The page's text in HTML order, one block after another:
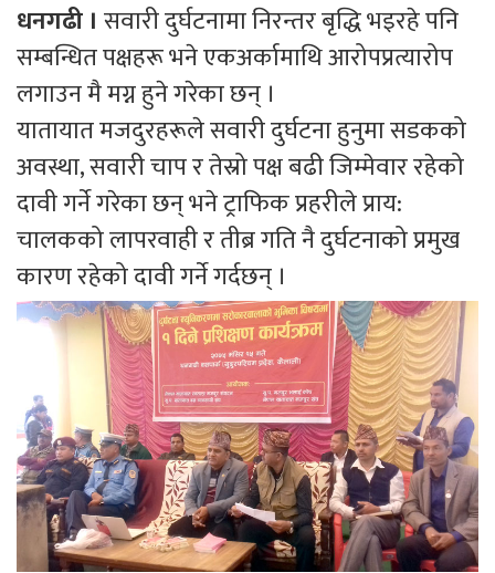
धनगढी । सवारी दुर्घटनामा निरन्तर बृद्धि भइरहे पनि
सम्बन्धित पक्षहरू भने एकअर्कामाथि आरोपप्रत्यारोप
लगाउन मै मग्न हुने गरेका छन् ।
यातायात मजदुरहरूले सवारी दुर्घटना हुनुमा सडकको
अवस्था, सवारी चाप र तेस्रो पक्ष बढी जिम्मेवार रहेको
दावी गर्ने गरेका छन् भने ट्राफिक प्रहरीले प्राय:
चालकको लापरवाही र तीब्र गति नै दुर्घटनाको प्रमुख
कारण रहेको दावी गर्ने गर्दछन् ।